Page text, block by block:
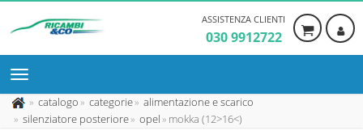
ASSISTENZA CLIENTI
030 9912722
catalogo categorie
alimentazione e scarico
silenziatore posteriore
opel mokka (12>16<)